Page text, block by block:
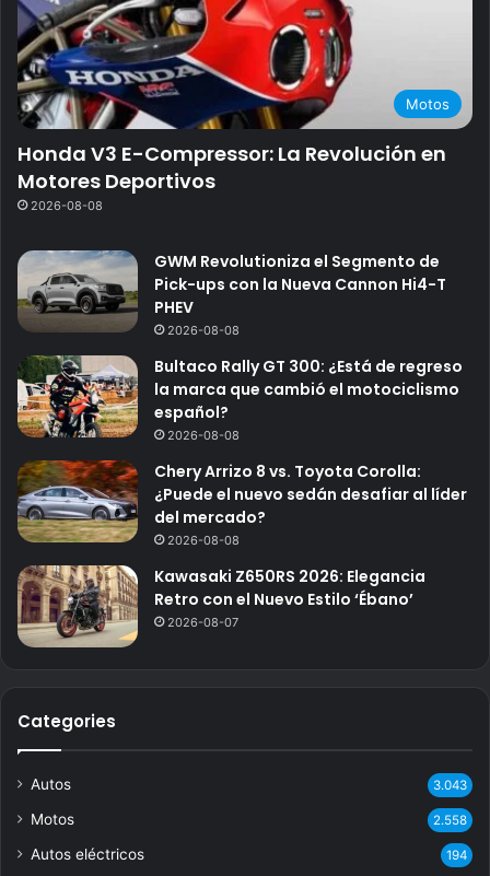
Motos
Honda V3 E-Compressor: La Revolución en
Motores Deportivos
2026-08-08
GWM Revolutioniza el Segmento de
Pick-ups con la Nueva Cannon Hi4-T
PHEV
2026-08-08
Bultaco Rally GT 300: ¿Está de regreso
la marca que cambió el motociclismo
español?
2026-08-08
Chery Arrizo 8 vs. Toyota Corolla:
¿Puede el nuevo sedán desafiar al líder
del mercado?
2026-08-08
Kawasaki Z650RS 2026: Elegancia
Retro con el Nuevo Estilo ‘Ébano’
2026-08-07
Categories
Autos 3.043
Motos 2.558
Autos eléctricos 194